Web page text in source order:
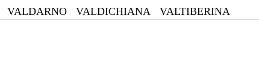
VALDARNO VALDICHIANA VALTIBERINA